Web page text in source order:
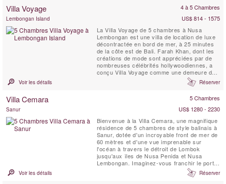
a Tout ce que vous pourriez jamais vouloir
Villa Voyage 4 à 5 Chambres
Lembongan Island
US$ 814 - 1575
La Villa Voyage de 5 chambres à Nusa
Lembongan est une villa de location de luxe
décontractée en bord de mer, à 25 minutes
de la côte est de Bali. Farah Khan, dont les
créations de mode sont appréciées par de
nombreuses célébrités hollywoodiennes, a
conçu Villa Voyage comme une demeure de
luxe pieds nus, tout en conservant le charme
d’antan des planchers en bois de cocotier,
des lampes en bois flotté dans un cadre ...
Voir les détails Réserver
Villa Cemara 5 Chambres
Sanur
US$ 1280 - 2230
Bienvenue à la Villa Cemara, une magnifique
résidence de 5 chambres de style balinais à
Sanur, dotée d'un incroyable front de mer de
60 mètres et d'une vue imprenable sur
l'océan à travers le détroit de Lombok
jusqu'aux îles de Nusa Penida et Nusa
Lembongan. Imaginez-vous franchir le portail
privé de la villa, traverser le sable doré et
plonger dans les eaux chaudes et peu
Voir les détails Réserver